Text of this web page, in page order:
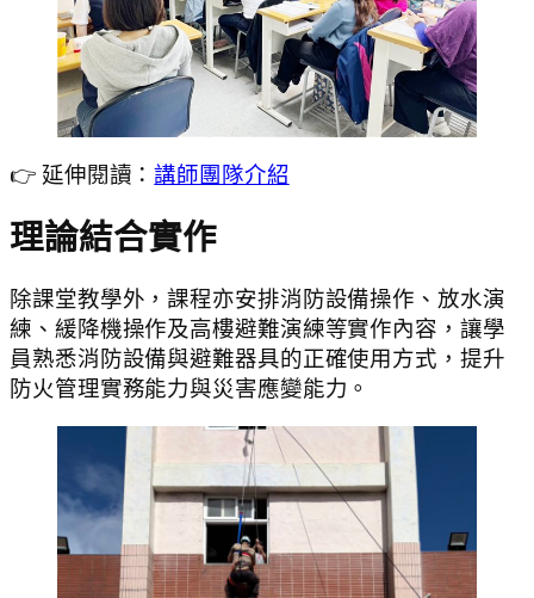
👉 延伸閱讀：講師團隊介紹
理論結合實作
除課堂教學外，課程亦安排消防設備操作、放水演
練、緩降機操作及高樓避難演練等實作內容，讓學
員熟悉消防設備與避難器具的正確使用方式，提升
防火管理實務能力與災害應變能力。